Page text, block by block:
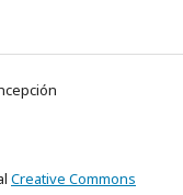
Creative Commons